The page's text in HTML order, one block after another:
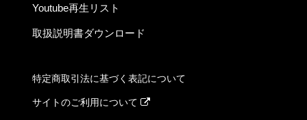
Youtube再生リスト
取扱説明書ダウンロード
特定商取引法に基づく表記について
サイトのご利用について